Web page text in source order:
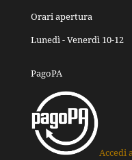
Orari apertura
Lunedì - Venerdì 10-12
PagoPA
Accedi